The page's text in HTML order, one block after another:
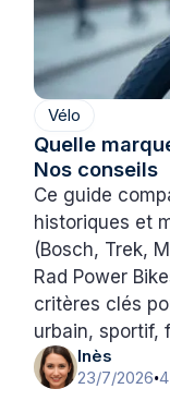
Vélo
Quelle
Nos conseils
Ce guide
historiques et
(Bosch, Trek,
Rad Power
critères clés
urbain, sportif,
Inès
23/7/2026•